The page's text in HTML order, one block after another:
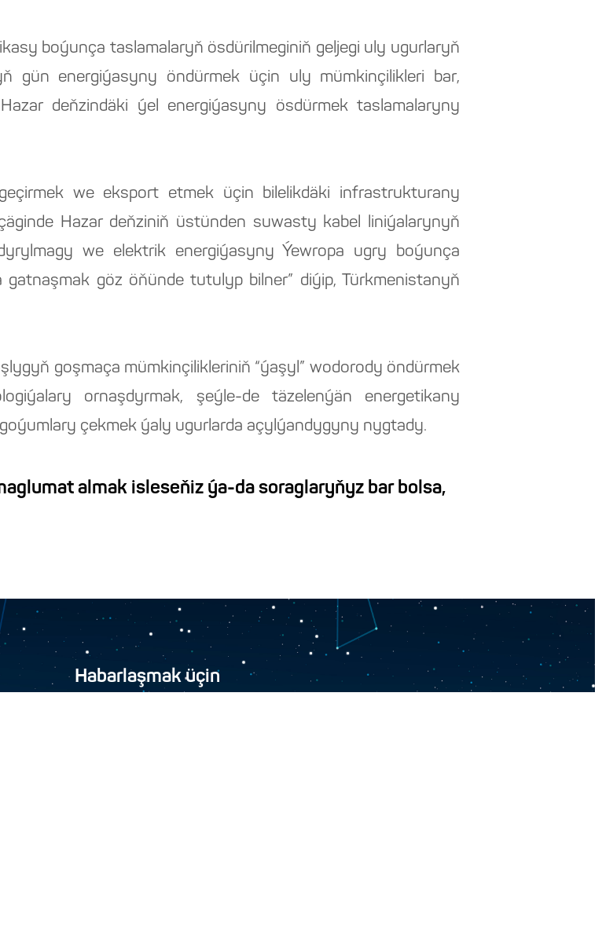
boýunça taslamalaryň ösdürilmeginiň geljegi uly ugurlaryň
gün energiýasyny öndürmek üçin uly mümkinçilikleri bar,
deňzindäki ýel energiýasyny ösdürmek taslamalaryny
we eksport etmek üçin bilelikdäki infrastrukturany
Hazar deňziniň üstünden suwasty kabel liniýalarynyň
we elektrik energiýasyny Ýewropa ugry boýunça
göz öňünde tutulyp bilner” diýip, Türkmenistanyň
goşmaça mümkinçilikleriniň “ýaşyl” wodorody öndürmek
ornaşdyrmak, şeýle-de täzelenýän energetikany
çekmek ýaly ugurlarda açylýandygyny nygtady.
almak isleseňiz ýa-da soraglaryňyz bar bolsa,
Habarlaşmak üçin